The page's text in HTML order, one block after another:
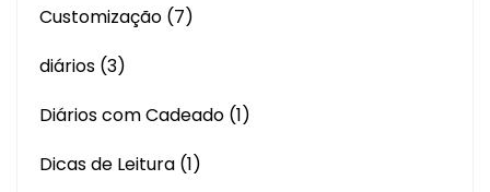
Customização (7)
diários (3)
Diários com Cadeado (1)
Dicas de Leitura (1)